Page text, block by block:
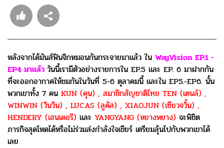
หลังจากได้มันส์ฟินจิกหมอนกันกระจายมาแล้ว ใน WayVision EP.1 -
EP4 มาแล้ว วันนี้เรามีตัวอย่างรายการใน EP.5 และ EP. 6 มาฝากกัน
ที่จะออกอากาศให้ชมกันในวันที่ 5-6 ตุลาคมนี้ และใน EP5.-EP6. นั้น
พวกเขาทั้ง 7 คน KUN (คุน) , สมาชิกสัญชาติไทย TEN (เตนล์) ,
WINWIN (วินวิน) , LUCAS (ลูคัส) , XIAOJUN (เซียวจวิ้น) ,
HENDERY (เฮนเดอรี) และ YANGYANG (หยางหยาง) จะพิชิต
ภารกิจสุดโหดได้หรือไม่ร่วมส่งกำลังใจเชียร์ เตรียมลุ้นไปกับพวกเขาได้
เลย